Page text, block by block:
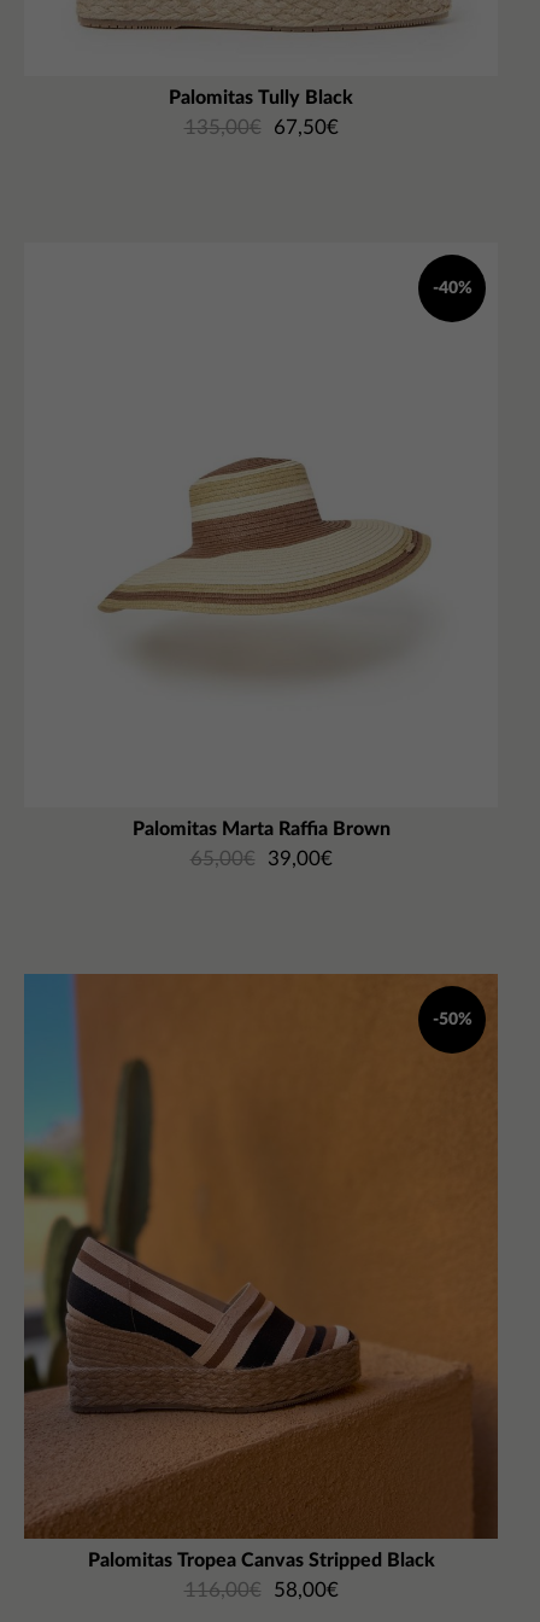
Palomitas Tully Black
135,00€ 67,50€
-40%
Palomitas Marta Raffia Brown
65,00€ 39,00€
-50%
Palomitas Tropea Canvas Stripped Black
116,00€ 58,00€